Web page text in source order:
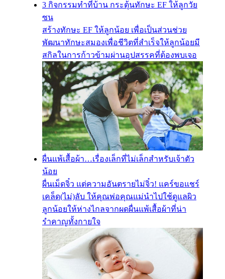
3 กิจกรรมทำที่บ้าน กระตุ้นทักษะ EF ให้ลูกวัย
ซน
สร้างทักษะ EF ให้ลูกน้อย เพื่อเป็นส่วนช่วย
พัฒนาทักษะสมองเพื่อชีวิตที่สำเร็จให้ลูกน้อยมี
สกิลในการก้าวข้ามผ่านอุปสรรคที่ต้องพบเจอ
ผื่นแพ้เสื้อผ้า…เรื่องเล็กที่ไม่เล็กสำหรับเจ้าตัว
น้อย
ผื่นเม็ดจิ๋ว แต่ความอันตรายไม่จิ๋ว! แคร์ขอแชร์
เคล็ด(ไม่)ลับ ให้คุณพ่อคุณแม่นำไปใช้ดูแลผิว
ลูกน้อยให้ห่างไกลจากผดผื่นแพ้เสื้อผ้าที่น่า
รำคาญทั้งกายใจ